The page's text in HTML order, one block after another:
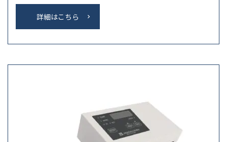
詳細はこちら